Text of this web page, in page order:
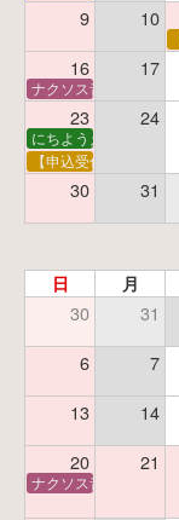
9 10
16 17
ナクソス音楽会 第5
23 24
にちようえほん
【申込受付中】ゆう
30 31
日 月
30 31
6 7
13 14
20 21
ナクソス音楽会 第6